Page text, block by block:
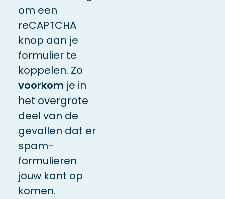
om een
reCAPTCHA
knop aan je
formulier te
koppelen. Zo
voorkom je in
het overgrote
deel van de
gevallen dat er
spam-
formulieren
jouw kant op
komen.